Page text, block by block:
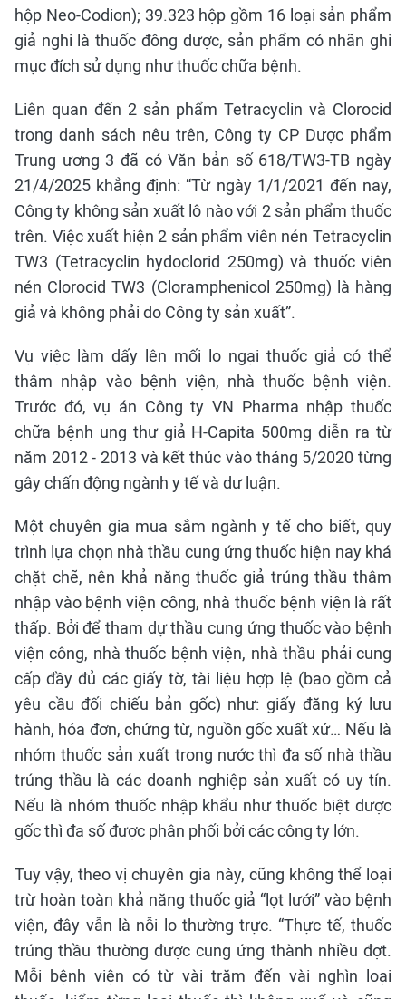
hộp Neo-Codion); 39.323 hộp gồm 16 loại sản phẩm
giả nghi là thuốc đông dược, sản phẩm có nhãn ghi
mục đích sử dụng như thuốc chữa bệnh.
Liên quan đến 2 sản phẩm Tetracyclin và Clorocid
trong danh sách nêu trên, Công ty CP Dược phẩm
Trung ương 3 đã có Văn bản số 618/TW3-TB ngày
21/4/2025 khẳng định: “Từ ngày 1/1/2021 đến nay,
Công ty không sản xuất lô nào với 2 sản phẩm thuốc
trên. Việc xuất hiện 2 sản phẩm viên nén Tetracyclin
TW3 (Tetracyclin hydoclorid 250mg) và thuốc viên
nén Clorocid TW3 (Cloramphenicol 250mg) là hàng
giả và không phải do Công ty sản xuất”.
Vụ việc làm dấy lên mối lo ngại thuốc giả có thể
thâm nhập vào bệnh viện, nhà thuốc bệnh viện.
Trước đó, vụ án Công ty VN Pharma nhập thuốc
chữa bệnh ung thư giả H-Capita 500mg diễn ra từ
năm 2012 - 2013 và kết thúc vào tháng 5/2020 từng
gây chấn động ngành y tế và dư luận.
Một chuyên gia mua sắm ngành y tế cho biết, quy
trình lựa chọn nhà thầu cung ứng thuốc hiện nay khá
chặt chẽ, nên khả năng thuốc giả trúng thầu thâm
nhập vào bệnh viện công, nhà thuốc bệnh viện là rất
thấp. Bởi để tham dự thầu cung ứng thuốc vào bệnh
viện công, nhà thuốc bệnh viện, nhà thầu phải cung
cấp đầy đủ các giấy tờ, tài liệu hợp lệ (bao gồm cả
yêu cầu đối chiếu bản gốc) như: giấy đăng ký lưu
hành, hóa đơn, chứng từ, nguồn gốc xuất xứ… Nếu là
nhóm thuốc sản xuất trong nước thì đa số nhà thầu
trúng thầu là các doanh nghiệp sản xuất có uy tín.
Nếu là nhóm thuốc nhập khẩu như thuốc biệt dược
gốc thì đa số được phân phối bởi các công ty lớn.
Tuy vậy, theo vị chuyên gia này, cũng không thể loại
trừ hoàn toàn khả năng thuốc giả “lọt lưới” vào bệnh
viện, đây vẫn là nỗi lo thường trực. “Thực tế, thuốc
trúng thầu thường được cung ứng thành nhiều đợt.
Mỗi bệnh viện có từ vài trăm đến vài nghìn loại